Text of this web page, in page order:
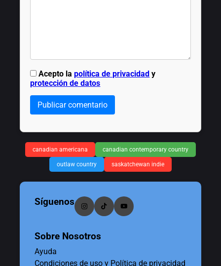
Acepto lapolítica de privacidad y
protección de datos
Publicar comentario
canadian americana canadian contemporary country
outlaw country saskatchewan indie
Síguenos
Sobre Nosotros
Ayuda
Condiciones de uso y Política de privacidad